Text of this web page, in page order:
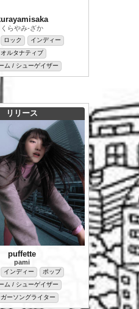
くらやみ-ざか
ロック
インディー
オルタナティブ
ム / シューゲイザー
リリース
puffette
pami
インディー
ポップ
ム / シューゲイザー
ーソングライター